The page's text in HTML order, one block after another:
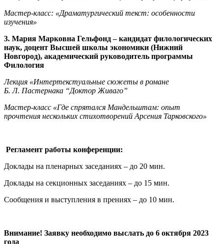
Мастер-класс: «Драматургический текст: особенности
изучения»
3. Мария Марковна Гельфонд – кандидат филологических
наук, доцент Высшей школы экономики (Нижний
Новгород), академический руководитель программы
Филология
Лекция «Интертекстуальные сюжеты в романе
Б. Л. Пастернака “Доктор Живаго”
Мастер-класс «Где спрятался Мандельштам: опыт
прочтения нескольких стихотворений Арсения Тарковского»
Регламент работы конференции:
Доклады на пленарных заседаниях – до 20 мин.
Доклады на секционных заседаниях – до 15 мин.
Сообщения и выступления в прениях – до 10 мин.
Внимание! Заявку необходимо выслать до 6 октября 2023
года